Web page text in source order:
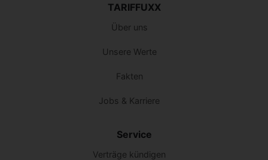
TARIFFUXX
Über uns
Unsere Werte
Fakten
Jobs & Karriere
Service
Verträge kündigen